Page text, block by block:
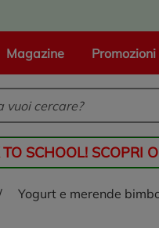
Magazine Promozioni
SCHOOL! SCOPRI
yogurt e merende